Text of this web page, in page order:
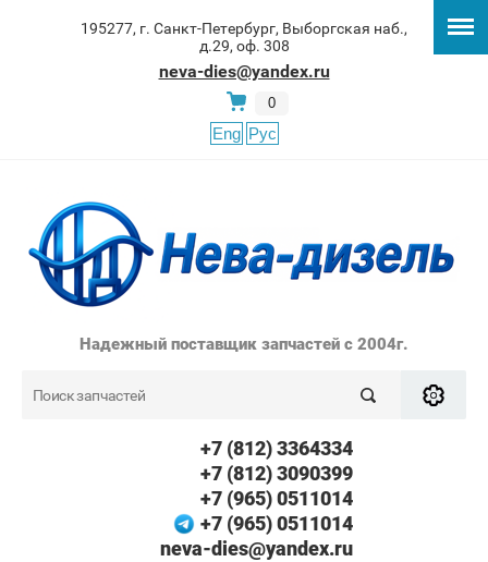
195277, г. Санкт-Петербург, Выборгская наб.,
д.29, оф. 308
neva-dies@yandex.ru
0
Eng Рус
Надежный поставщик запчастей с 2004г.
+7 (812) 3364334
+7 (812) 3090399
+7 (965) 0511014
+7 (965) 0511014
neva-dies@yandex.ru